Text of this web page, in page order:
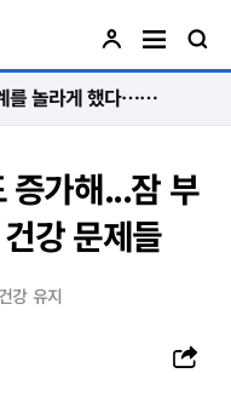
동네의원에서 시작해 세계를 놀라게 했다…관악구 50년 병원의 기적
증가해...잠 부
강 문제들
강 유지